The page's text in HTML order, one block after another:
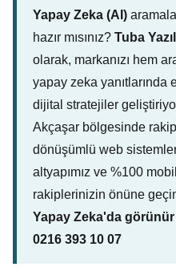
Yapay Zeka (AI)
hazır mısınız? Tuba
olarak, markanızı hem
yapay zeka yanıtlarında
dijital stratejiler
Akçaşar bölgesinde
dönüşümlü web
altyapımız ve %100
rakiplerinizin önüne
Yapay Zeka'da
0216 393 10 07